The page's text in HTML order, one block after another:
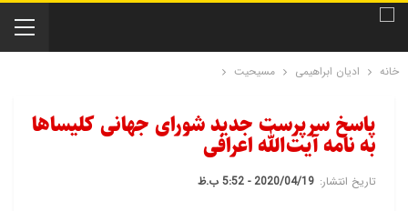
خانه ادیان ابراهیمی مسیحیت
پاسخ سرپرست جدید شورای جهانی کلیساها
به نامه آیت‌الله اعرافی
تاریخ انتشار: 2020/04/19 - 5:52 ب.ظ